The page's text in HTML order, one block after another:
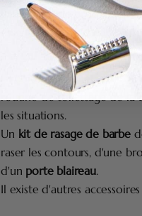
L'utilisation de produits
essentielle pour garder
Avoir les
La boîte de soin et
routine de toilettage de la
les situations.
Un kit de rasage de barbe
raser les contours, d'une
d'un porte blaireau.
Il existe d'autres